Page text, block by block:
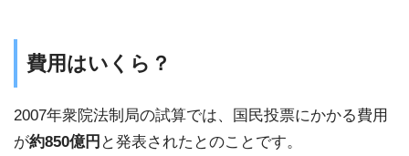
費用はいくら？
2007年衆院法制局の試算では、国民投票にかかる費用
が約850億円 と発表されたとのことです。